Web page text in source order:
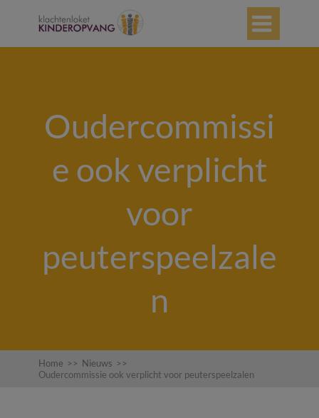

Oudercommissi
e ook verplicht
voor
peuterspeelzale
n
Home >> Nieuws >>
Oudercommissie ook verplicht voor peuterspeelzalen